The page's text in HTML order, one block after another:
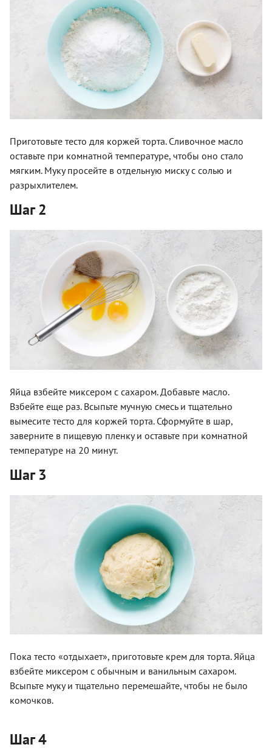
Приготовьте тесто для коржей торта. Сливочное масло
оставьте при комнатной температуре, чтобы оно стало
мягким. Муку просейте в отдельную миску с солью и
разрыхлителем.
Шаг 2
Яйца взбейте миксером с сахаром. Добавьте масло.
Взбейте еще раз. Всыпьте мучную смесь и тщательно
вымесите тесто для коржей торта. Сформуйте в шар,
заверните в пищевую пленку и оставьте при комнатной
температуре на 20 минут.
Шаг 3
Пока тесто «отдыхает», приготовьте крем для торта. Яйца
взбейте миксером с обычным и ванильным сахаром.
Всыпьте муку и тщательно перемешайте, чтобы не было
комочков.
Шаг 4